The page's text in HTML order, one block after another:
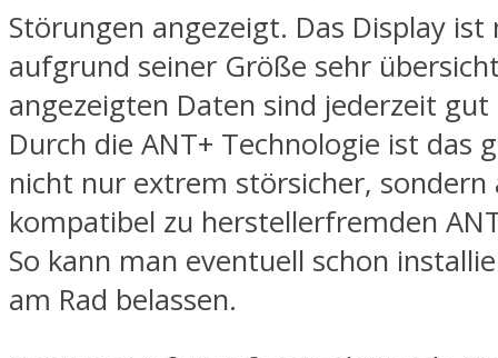
Störungen angezeigt. Das Display
aufgrund seiner Größe sehr
angezeigten Daten sind jederzeit gut
Durch die ANT+ Technologie ist das
nicht nur extrem störsicher, sondern
kompatibel zu herstellerfremden
So kann man eventuell schon
am Rad belassen.